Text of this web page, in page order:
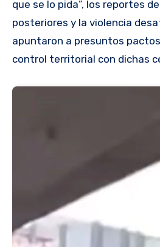
que se lo pida”, los reportes
posteriores y la violencia
apuntaron a presuntos
control territorial con dichas